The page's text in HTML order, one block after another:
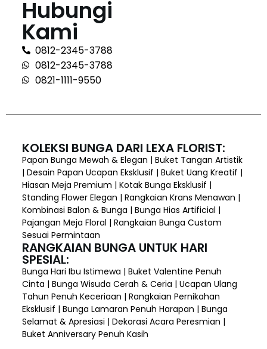
Hubungi
Kami
0812-2345-3788
0812-2345-3788
0821-1111-9550
KOLEKSI BUNGA DARI LEXA FLORIST:
Papan Bunga Mewah & Elegan | Buket Tangan Artistik
| Desain Papan Ucapan Eksklusif | Buket Uang Kreatif |
Hiasan Meja Premium | Kotak Bunga Eksklusif |
Standing Flower Elegan | Rangkaian Krans Menawan |
Kombinasi Balon & Bunga | Bunga Hias Artificial |
Pajangan Meja Floral | Rangkaian Bunga Custom
Sesuai Permintaan
RANGKAIAN BUNGA UNTUK HARI
SPESIAL:
Bunga Hari Ibu Istimewa | Buket Valentine Penuh
Cinta | Bunga Wisuda Cerah & Ceria | Ucapan Ulang
Tahun Penuh Keceriaan | Rangkaian Pernikahan
Eksklusif | Bunga Lamaran Penuh Harapan | Bunga
Selamat & Apresiasi | Dekorasi Acara Peresmian |
Buket Anniversary Penuh Kasih